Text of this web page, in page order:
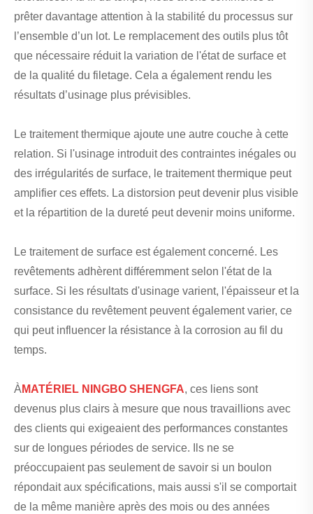
prêter davantage attention à la stabilité du processus sur
l’ensemble d’un lot. Le remplacement des outils plus tôt
que nécessaire réduit la variation de l'état de surface et
de la qualité du filetage. Cela a également rendu les
résultats d’usinage plus prévisibles.
Le traitement thermique ajoute une autre couche à cette
relation. Si l'usinage introduit des contraintes inégales ou
des irrégularités de surface, le traitement thermique peut
amplifier ces effets. La distorsion peut devenir plus visible
et la répartition de la dureté peut devenir moins uniforme.
Le traitement de surface est également concerné. Les
revêtements adhèrent différemment selon l'état de la
surface. Si les résultats d'usinage varient, l'épaisseur et la
consistance du revêtement peuvent également varier, ce
qui peut influencer la résistance à la corrosion au fil du
temps.
À MATÉRIEL NINGBO SHENGFA, ces liens sont
devenus plus clairs à mesure que nous travaillions avec
des clients qui exigeaient des performances constantes
sur de longues périodes de service. Ils ne se
préoccupaient pas seulement de savoir si un boulon
répondait aux spécifications, mais aussi s'il se comportait
de la même manière après des mois ou des années